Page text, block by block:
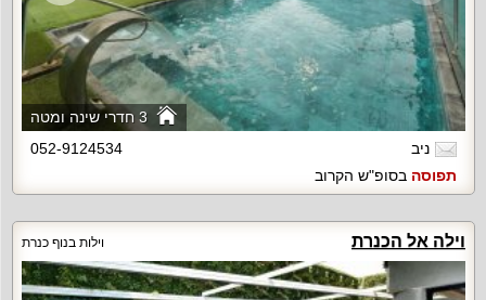
3 חדרי שינה ומטה
ניב
052-9124534
תפוסה בסופ"ש הקרוב
וילה אל הכנרת וילות בנוף כנרת